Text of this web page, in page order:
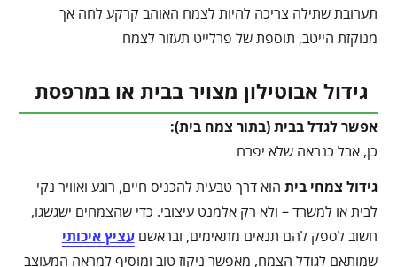
תערובת שתילה צריכה להיות לצמח האוהב קרקע לחה אך
מנוקזת הייטב, תוספת של פרלייט תעזור לצמח
גידול אבוטילון מצויר בבית או במרפסת
אפשר לגדל בבית (בתור צמח בית):
כן, אבל כנראה שלא יפרח
גידול צמחי בית הוא דרך טבעית להכניס חיים, רוגע ואוויר נקי
לבית או למשרד – ולא רק אלמנט עיצובי. כדי שהצמחים ישגשגו,
חשוב לספק להם תנאים מתאימים, ובראשםעציץ איכותי
שמותאם לגודל הצמח, מאפשר ניקוז טוב ומוסיף למראה המעוצב